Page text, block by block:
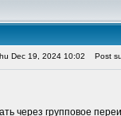
Dec 19, 2024 10:02 Post
через групповое